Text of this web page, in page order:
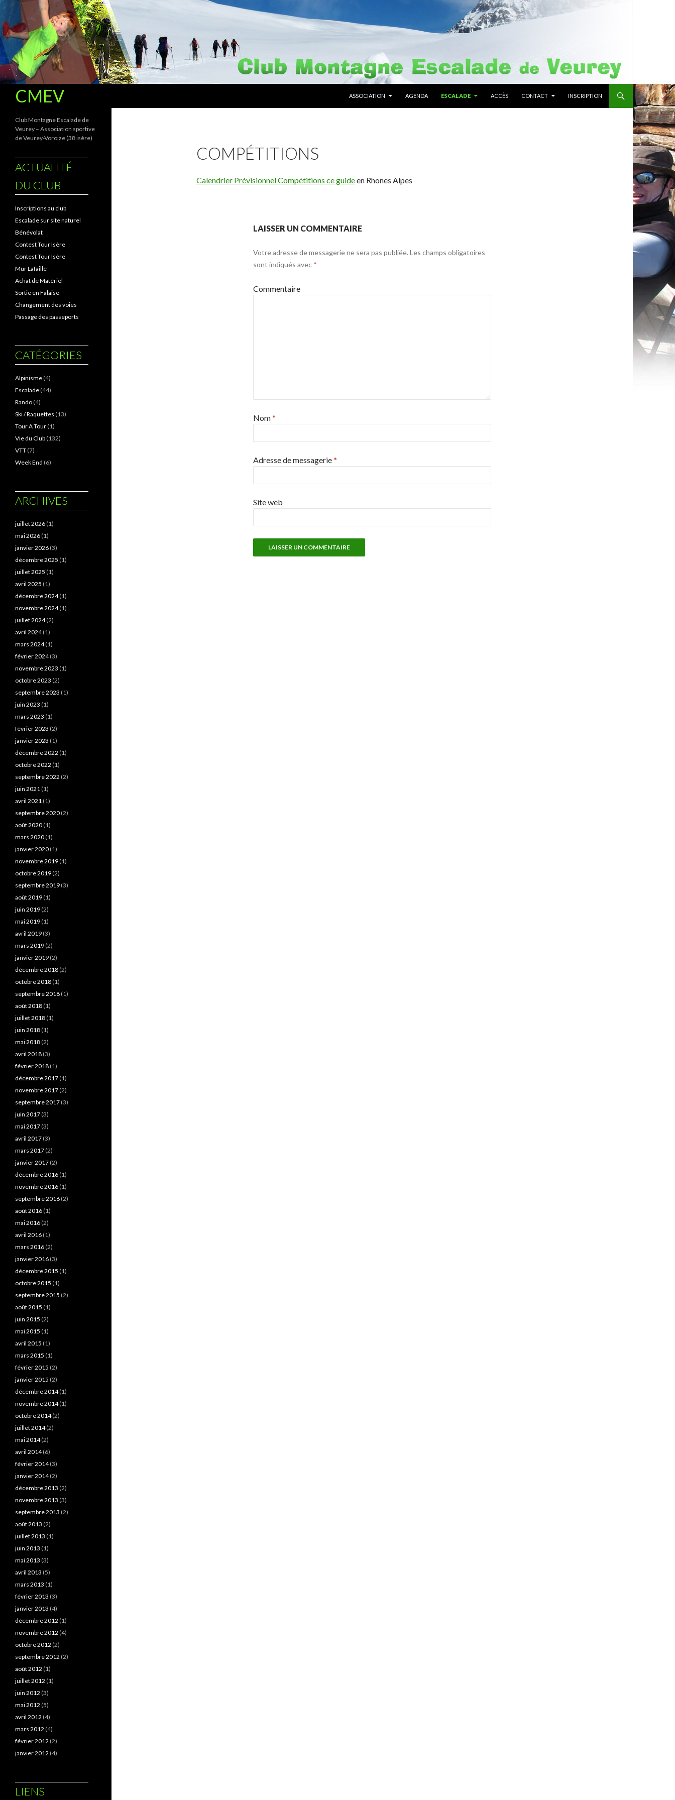
CMEV
Recherche
ASSOCIATION
AGENDA ESCALADE ACCÈS CONTACT INSCRIPTION
COMPÉTITIONS
Calendrier Prévisionnel Compétitions ce guideen Rhones Alpes
LAISSER UN COMMENTAIRE
Votre adresse de messagerie ne sera pas publiée. Les champs obligatoires
sont indiqués avec *
Commentaire
Nom*
Adresse de messagerie*
Site web
Club Montagne Escalade de
Veurey – Association sportive
de Veurey-Voroize (38 isère)
ACTUALITÉ
DU CLUB
Inscriptions au club
Escalade sur site naturel
Bénévolat
Contest Tour Isère
Contest Tour Isère
Mur Lafaille
Achat de Matériel
Sortie en Falaise
Changement des voies
Passage des passeports
CATÉGORIES
Alpinisme (4)
Escalade (44)
Rando (4)
Ski / Raquettes (13)
Tour A Tour (1)
Vie du Club (132)
VTT (7)
Week End (6)
ARCHIVES
juillet 2026 (1)
mai 2026 (1)
janvier 2026 (3)
décembre 2025 (1)
juillet 2025 (1)
avril 2025 (1)
décembre 2024(1)
novembre 2024(1)
juillet 2024(2)
avril 2024(1)
mars 2024(1)
février 2024(3)
novembre 2023 (1)
octobre 2023 (2)
septembre 2023 (1)
juin 2023 (1)
mars 2023 (1)
février 2023 (2)
janvier 2023 (1)
décembre 2022 (1)
octobre 2022 (1)
septembre 2022 (2)
juin 2021 (1)
avril 2021 (1)
septembre 2020 (2)
août 2020 (1)
mars 2020 (1)
janvier 2020 (1)
novembre 2019 (1)
octobre 2019 (2)
septembre 2019 (3)
août 2019 (1)
juin 2019 (2)
mai 2019 (1)
avril 2019 (3)
mars 2019 (2)
janvier 2019 (2)
décembre 2018 (2)
octobre 2018 (1)
septembre 2018 (1)
août 2018 (1)
juillet 2018 (1)
juin 2018 (1)
mai 2018 (2)
avril 2018 (3)
février 2018 (1)
décembre 2017 (1)
novembre 2017 (2)
septembre 2017 (3)
juin 2017 (3)
mai 2017 (3)
avril 2017 (3)
mars 2017 (2)
janvier 2017 (2)
décembre 2016 (1)
novembre 2016 (1)
septembre 2016 (2)
août 2016 (1)
mai 2016 (2)
avril 2016 (1)
mars 2016 (2)
janvier 2016 (3)
décembre 2015 (1)
octobre 2015 (1)
septembre 2015 (2)
août 2015 (1)
juin 2015 (2)
mai 2015 (1)
avril 2015 (1)
mars 2015 (1)
février 2015 (2)
janvier 2015 (2)
décembre 2014(1)
novembre 2014(1)
octobre 2014(2)
juillet 2014(2)
mai 2014(2)
avril 2014(6)
février 2014(3)
janvier 2014(2)
décembre 2013 (2)
novembre 2013 (3)
septembre 2013 (2)
août 2013 (2)
juillet 2013 (1)
juin 2013 (1)
mai 2013 (3)
avril 2013 (5)
mars 2013 (1)
février 2013 (3)
janvier 2013 (4)
décembre 2012 (1)
novembre 2012 (4)
octobre 2012 (2)
septembre 2012 (2)
août 2012 (1)
juillet 2012 (1)
juin 2012 (3)
mai 2012 (5)
avril 2012 (4)
mars 2012 (4)
février 2012 (2)
janvier 2012 (4)
LIENS